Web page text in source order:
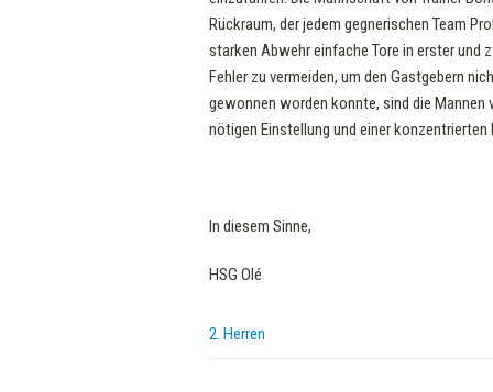
Rückraum, der jedem gegnerischen Team
starken Abwehr einfache Tore in erster und
Fehler zu vermeiden, um den Gastgebern
gewonnen worden konnte, sind die Mannen
nötigen Einstellung und einer
In diesem Sinne,
HSG Olé
2. Herren